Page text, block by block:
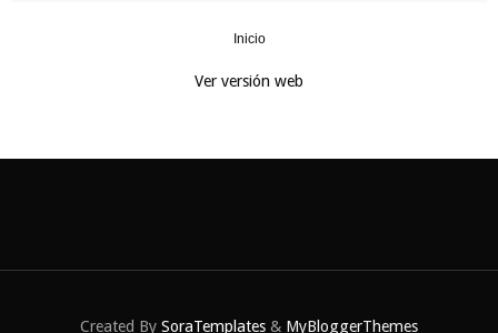
Inicio
Ver versión web
Created By SoraTemplates & MyBloggerThemes